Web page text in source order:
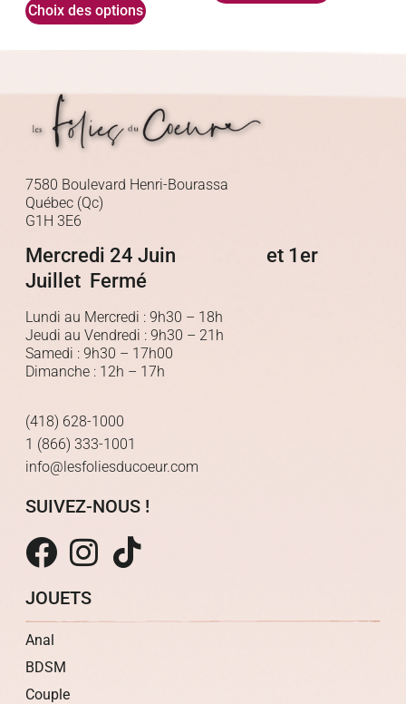
Choix des options
7580 Boulevard Henri-Bourassa
Québec (Qc)
G1H 3E6
Mercredi 24 Juin et 1er
Juillet Fermé
Lundi au Mercredi : 9h30 – 18h
Jeudi au Vendredi : 9h30 – 21h
Samedi : 9h30 – 17h00
Dimanche : 12h – 17h
(418) 628-1000
1 (866) 333-1001
info@lesfoliesducoeur.com
SUIVEZ-NOUS !
JOUETS
Anal
BDSM
Couple